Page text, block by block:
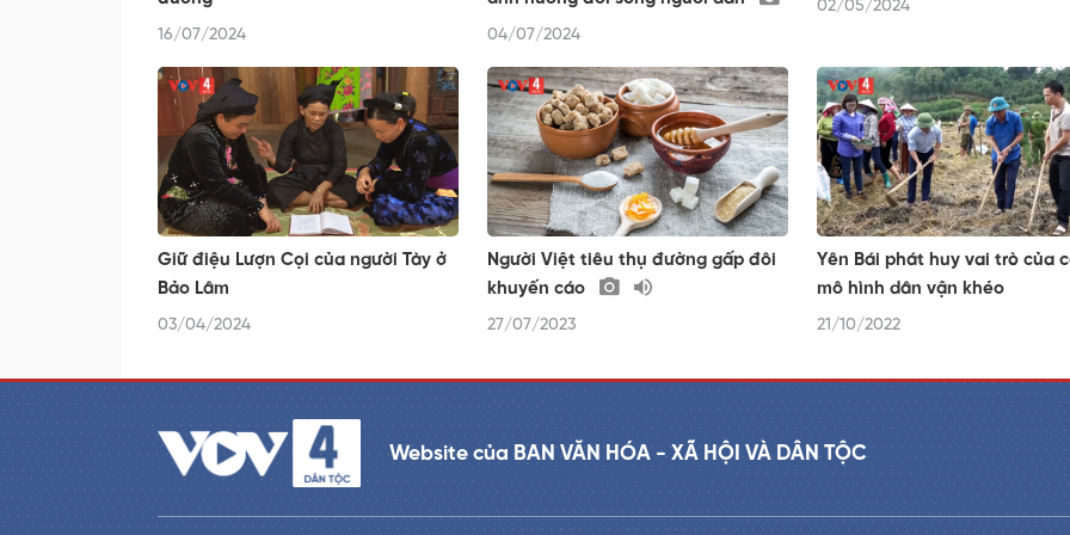
16/07/2024 04/07/2024
02/05/2024
Giữ điệu Lượn Cọi của người Tày ở
Bảo Lâm
03/04/2024
Người Việt tiêu thụ đường gấp đôi
khuyến cáo
27/07/2023
Yên Bái phát huy vai trò của
mô hình dân vận khéo
21/10/2022
Website của BAN VĂN HÓA - XÃ HỘI VÀ DÂN TỘC